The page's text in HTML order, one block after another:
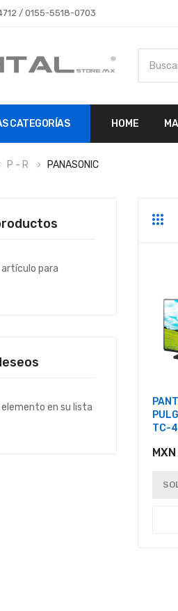
/ 0155-5518-0703
CATEGORÍAS HOME
P - R PANASONIC
TC-
artículo para
en su lista